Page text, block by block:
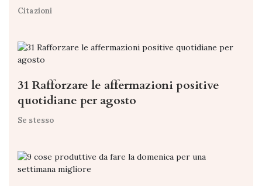
Citazioni
31 Rafforzare le affermazioni positive
quotidiane per agosto
Se stesso